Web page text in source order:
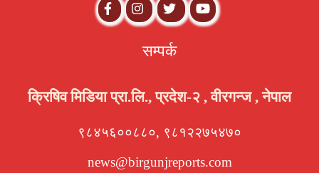
सम्पर्क
क्रिषिव मिडिया प्रा.लि., प्रदेश-२ , वीरगन्ज , नेपाल
९८४५६००८८०, ९८१२२७५४७०
news@birgunjreports.com